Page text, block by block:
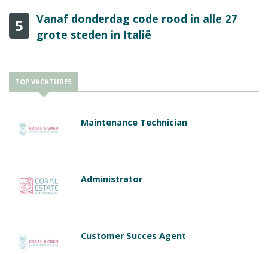
5
Vanaf donderdag code rood in alle 27
grote steden in Italië
TOP VACATURES
Maintenance Technician
Administrator
Customer Succes Agent